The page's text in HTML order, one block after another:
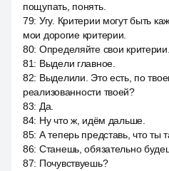
пощупать, понять.
79: Угу. Критерии могут быть
мои дорогие критерии.
80: Определяйте свои критерии.
81: Выдели главное.
82: Выделили. Это есть, по
реализованности твоей?
83: Да.
84: Ну что ж, идём дальше.
85: А теперь представь, что ты
86: Станешь, обязательно
87: Почувствуешь?